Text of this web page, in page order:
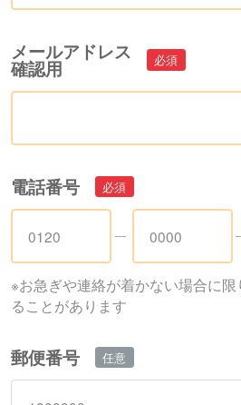
メールアドレス
確認用
電話番号
※お急ぎや連絡が着かない場合に
ることがあります
郵便番号